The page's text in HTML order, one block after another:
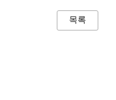
목록